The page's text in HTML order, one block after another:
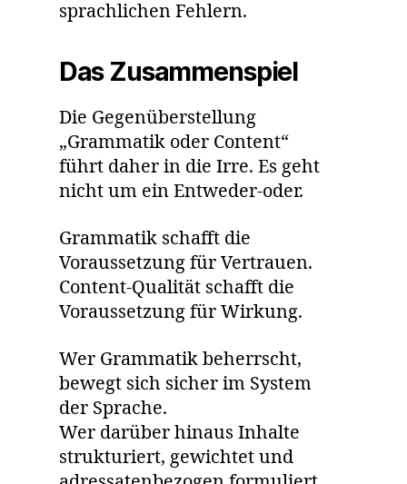
sprachlichen Fehlern.
Das Zusammenspiel
Die Gegenüberstellung
„Grammatik oder Content“
führt daher in die Irre. Es geht
nicht um ein Entweder-oder.
Grammatik schafft die
Voraussetzung für Vertrauen.
Content-Qualität schafft die
Voraussetzung für Wirkung.
Wer Grammatik beherrscht,
bewegt sich sicher im System
der Sprache.
Wer darüber hinaus Inhalte
strukturiert, gewichtet und